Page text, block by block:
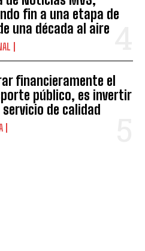
fin a una etapa de
una década al aire
financieramente el
público, es invertir
servicio de calidad